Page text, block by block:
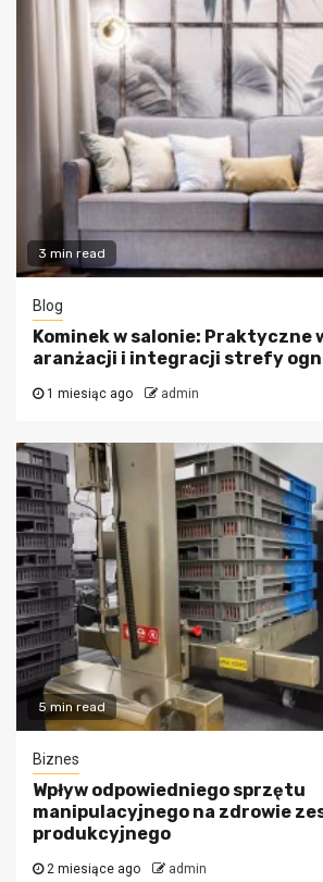
3 min read
Blog
Kominek w salonie: Praktyczne
aranżacji i integracji strefy
1 miesiąc ago admin
5 min read
Biznes
Wpływ odpowiedniego sprzętu
manipulacyjnego na zdrowie
produkcyjnego
2 miesiące ago admin